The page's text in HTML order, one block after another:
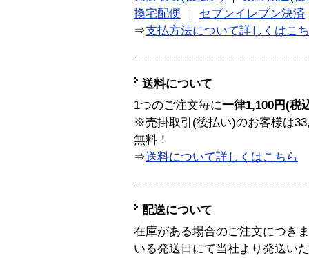
換宅配便 ｜ セブンイレブン決済
⇒支払方法について詳しくはこ
送料について
1つのご注文毎に一律1,100円(税
※売掛取引(後払い)のお客様は
無料！
⇒送料について詳しくはこちら
配送について
在庫がある場合のご注文につき
いる発送日にて当社より発送い